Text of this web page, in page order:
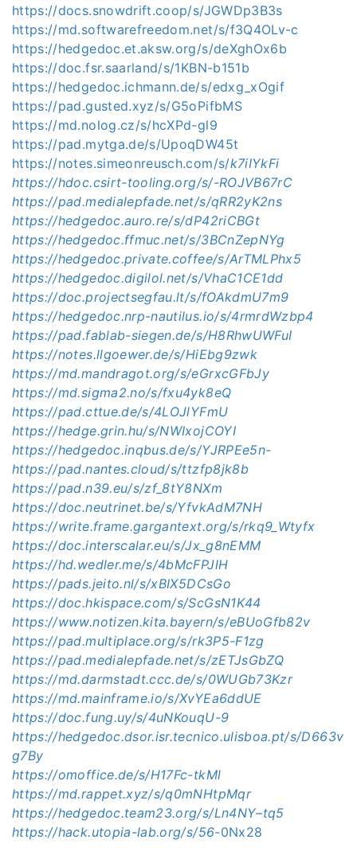
https://docs.snowdrift.coop/s/JGWDp3B3s
https://md.softwarefreedom.net/s/f3Q4OLv-c
https://hedgedoc.et.aksw.org/s/deXghOx6b
https://doc.fsr.saarland/s/1KBN-b151b
https://hedgedoc.ichmann.de/s/edxg_xOgif
https://pad.gusted.xyz/s/G5oPifbMS
https://md.nolog.cz/s/hcXPd-gl9
https://pad.mytga.de/s/UpoqDW45t
https://notes.simeonreusch.com/s/k7iIYkFi
https://hdoc.csirt-tooling.org/s/-ROJVB67rC
https://pad.medialepfade.net/s/qRR2yK2ns
https://hedgedoc.auro.re/s/dP42riCBGt
https://hedgedoc.ffmuc.net/s/3BCnZepNYg
https://hedgedoc.private.coffee/s/ArTMLPhx5
https://hedgedoc.digilol.net/s/VhaC1CE1dd
https://doc.projectsegfau.lt/s/fOAkdmU7m9
https://hedgedoc.nrp-nautilus.io/s/4rmrdWzbp4
https://pad.fablab-siegen.de/s/H8RhwUWFuI
https://notes.llgoewer.de/s/HiEbg9zwk
https://md.mandragot.org/s/eGrxcGFbJy
https://md.sigma2.no/s/fxu4yk8eQ
https://pad.cttue.de/s/4LOJlYFmU
https://hedge.grin.hu/s/NWIxojCOYI
https://hedgedoc.inqbus.de/s/YJRPEe5n-
https://pad.nantes.cloud/s/ttzfp8jk8b
https://pad.n39.eu/s/zf_8tY8NXm
https://doc.neutrinet.be/s/YfvkAdM7NH
https://write.frame.gargantext.org/s/rkq9_Wtyfx
https://doc.interscalar.eu/s/Jx_g8nEMM
https://hd.wedler.me/s/4bMcFPJlH
https://pads.jeito.nl/s/xBIX5DCsGo
https://doc.hkispace.com/s/ScGsN1K44
https://www.notizen.kita.bayern/s/eBUoGfb82v
https://pad.multiplace.org/s/rk3P5-F1zg
https://pad.medialepfade.net/s/zETJsGbZQ
https://md.darmstadt.ccc.de/s/0WUGb73Kzr
https://md.mainframe.io/s/XvYEa6ddUE
https://doc.fung.uy/s/4uNKouqU-9
https://hedgedoc.dsor.isr.tecnico.ulisboa.pt/s/D663v
g7By
https://omoffice.de/s/H17Fc-tkMl
https://md.rappet.xyz/s/q0mNHtpMqr
https://hedgedoc.team23.org/s/Ln4NY–tq5
https://hack.utopia-lab.org/s/56-0Nx28